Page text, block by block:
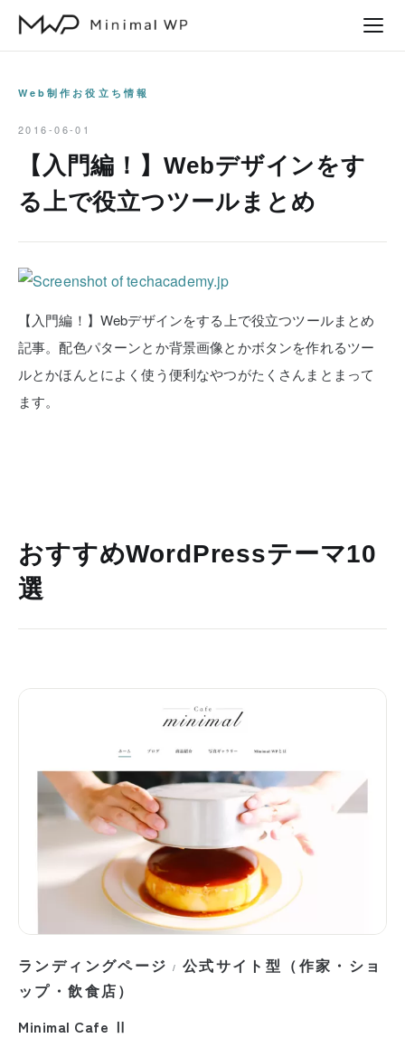
Web制作お役立ち情報
2016-06-01
【入門編！】Webデザインをす
る上で役立つツールまとめ
【入門編！】Webデザインをする上で役立つツールまとめ
記事。配色パターンとか背景画像とかボタンを作れるツー
ルとかほんとによく使う便利なやつがたくさんまとまって
ます。
おすすめWordPressテーマ10
選
ランディングページ / 公式サイト型（作家・ショ
ップ・飲食店）
Minimal Cafe Ⅱ